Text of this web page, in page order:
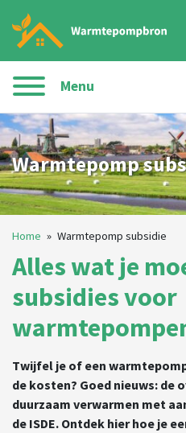
Menu
Warmtepomp
Home » Warmtepomp subsidie
Alles wat je
subsidies voor
Twijfel je of een
de kosten? Goed nieuws: de
duurzaam verwarmen met
de ISDE. Ontdek hier hoe je